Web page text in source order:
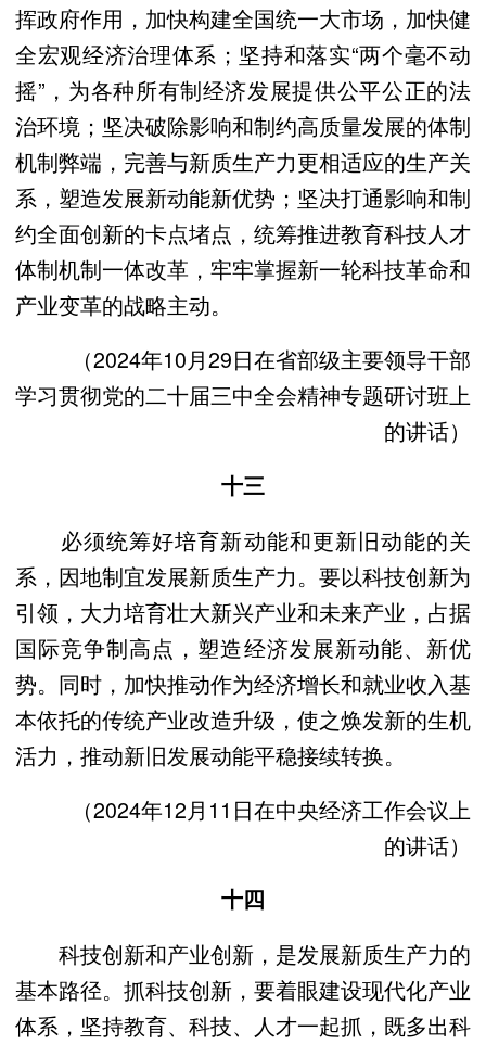
挥政府作用，加快构建全国统一大市场，加快健
全宏观经济治理体系；坚持和落实“两个毫不动
摇”，为各种所有制经济发展提供公平公正的法
治环境；坚决破除影响和制约高质量发展的体制
机制弊端，完善与新质生产力更相适应的生产关
系，塑造发展新动能新优势；坚决打通影响和制
约全面创新的卡点堵点，统筹推进教育科技人才
体制机制一体改革，牢牢掌握新一轮科技革命和
产业变革的战略主动。
（2024年10月29日在省部级主要领导干部
学习贯彻党的二十届三中全会精神专题研讨班上
的讲话）
十三
必须统筹好培育新动能和更新旧动能的关
系，因地制宜发展新质生产力。要以科技创新为
引领，大力培育壮大新兴产业和未来产业，占据
国际竞争制高点，塑造经济发展新动能、新优
势。同时，加快推动作为经济增长和就业收入基
本依托的传统产业改造升级，使之焕发新的生机
活力，推动新旧发展动能平稳接续转换。
（2024年12月11日在中央经济工作会议上
的讲话）
十四
科技创新和产业创新，是发展新质生产力的
基本路径。抓科技创新，要着眼建设现代化产业
体系，坚持教育、科技、人才一起抓，既多出科